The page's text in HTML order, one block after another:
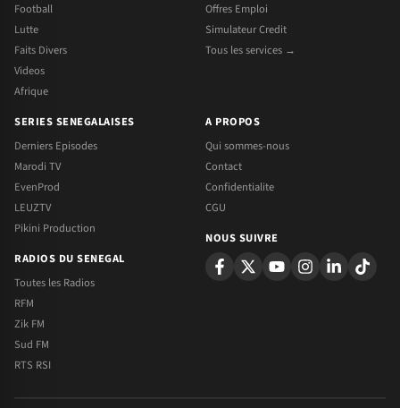
Football
Lutte
Faits Divers
Videos
Afrique
Offres Emploi
Simulateur Credit
Tous les services →
SERIES SENEGALAISES
Derniers Episodes
Marodi TV
EvenProd
LEUZTV
Pikini Production
RADIOS DU SENEGAL
Toutes les Radios
RFM
Zik FM
Sud FM
RTS RSI
A PROPOS
Qui sommes-nous
Contact
Confidentialite
CGU
NOUS SUIVRE